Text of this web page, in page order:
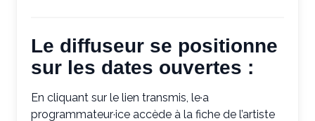
Le diffuseur se positionne
sur les dates ouvertes :
En cliquant sur le lien transmis, le·a
programmateur·ice accède à la fiche de l’artiste